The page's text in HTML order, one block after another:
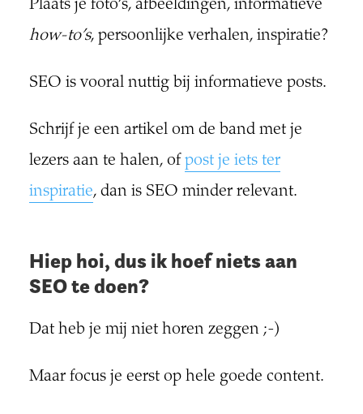
Plaats je foto’s, afbeeldingen, informatieve
how-to’s, persoonlijke verhalen, inspiratie?
SEO is vooral nuttig bij informatieve posts.
Schrijf je een artikel om de band met je
lezers aan te halen, of post je iets ter
inspiratie, dan is SEO minder relevant.
Hiep hoi, dus ik hoef niets aan
SEO te doen?
Dat heb je mij niet horen zeggen ;-)
Maar focus je eerst op hele goede content.